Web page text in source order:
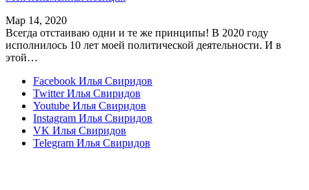
Мар 14, 2020
Всегда отстаиваю одни и те же принципы! В 2020 году
исполнилось 10 лет моей политической деятельности. И в
этой…
Facebook Илья Свиридов
Twitter Илья Свиридов
Youtube Илья Свиридов
Instagram Илья Свиридов
VK Илья Свиридов
Telegram Илья Свиридов